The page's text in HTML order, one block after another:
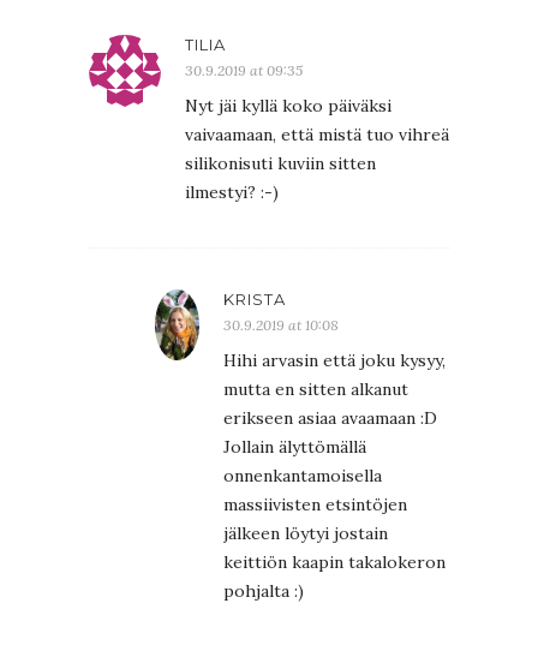
TILIA
30.9.2019 at 09:35
Nyt jäi kyllä koko päiväksi
vaivaamaan, että mistä tuo vihreä
silikonisuti kuviin sitten
ilmestyi? :-)
KRISTA
30.9.2019 at 10:08
Hihi arvasin että joku kysyy,
mutta en sitten alkanut
erikseen asiaa avaamaan :D
Jollain älyttömällä
onnenkantamoisella
massiivisten etsintöjen
jälkeen löytyi jostain
keittiön kaapin takalokeron
pohjalta :)